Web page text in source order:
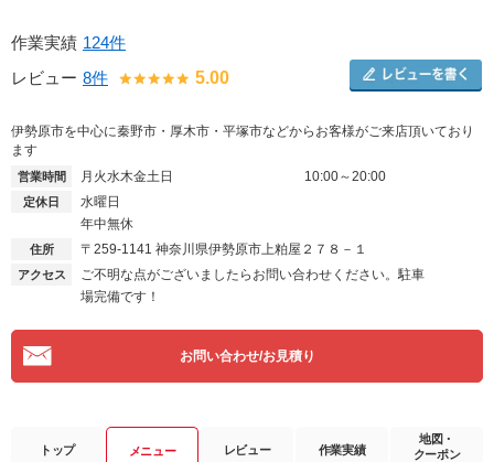
作業実績 124件
レビュー 8件 5.00
伊勢原市を中心に秦野市・厚木市・平塚市などからお客様がご来店頂いており
ます
営業時間 月火水木金土日 10:00～20:00
定休日
水曜日
年中無休
住所 〒259-1141 神奈川県伊勢原市上粕屋２７８－１
アクセス
ご不明な点がございましたらお問い合わせください。駐車
場完備です！
お問い合わせ/お見積り
トップ メニュー レビュー 作業実績
地図・
クーポン